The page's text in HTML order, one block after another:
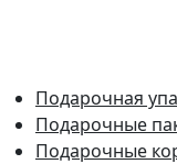
Подарочная
Подарочные
Подарочные